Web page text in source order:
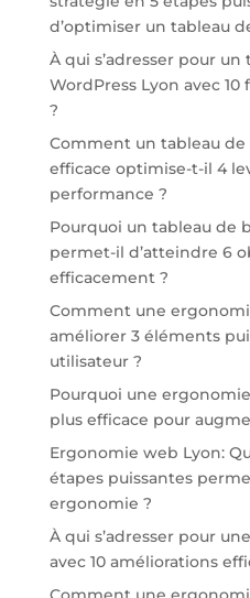
d’optimiser un tableau
À qui s’adresser pour
WordPress Lyon avec
?
Comment un tableau de
efficace optimise-t-il 4
performance ?
Pourquoi un tableau de
permet-il d’atteindre 6
efficacement ?
Comment une
améliorer 3 éléments
utilisateur ?
Pourquoi une
plus efficace pour
Ergonomie web Lyon:
étapes puissantes
ergonomie ?
À qui s’adresser pour
avec 10 améliorations